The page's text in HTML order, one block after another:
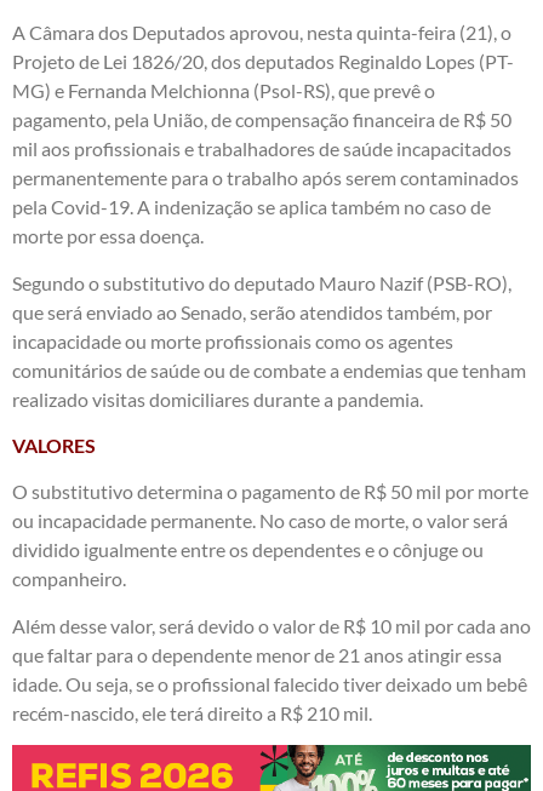
A Câmara dos Deputados aprovou, nesta quinta-feira (21), o
Projeto de Lei 1826/20, dos deputados Reginaldo Lopes (PT-
MG) e Fernanda Melchionna (Psol-RS), que prevê o
pagamento, pela União, de compensação financeira de R$ 50
mil aos profissionais e trabalhadores de saúde incapacitados
permanentemente para o trabalho após serem contaminados
pela Covid-19. A indenização se aplica também no caso de
morte por essa doença.
Segundo o substitutivo do deputado Mauro Nazif (PSB-RO),
que será enviado ao Senado, serão atendidos também, por
incapacidade ou morte profissionais como os agentes
comunitários de saúde ou de combate a endemias que tenham
realizado visitas domiciliares durante a pandemia.
VALORES
O substitutivo determina o pagamento de R$ 50 mil por morte
ou incapacidade permanente. No caso de morte, o valor será
dividido igualmente entre os dependentes e o cônjuge ou
companheiro.
Além desse valor, será devido o valor de R$ 10 mil por cada ano
que faltar para o dependente menor de 21 anos atingir essa
idade. Ou seja, se o profissional falecido tiver deixado um bebê
recém-nascido, ele terá direito a R$ 210 mil.